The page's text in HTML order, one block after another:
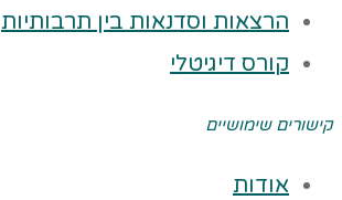
הרצאות וסדנאות בין תרבותיות
קורס דיגיטלי
קישורים שימושיים
אודות